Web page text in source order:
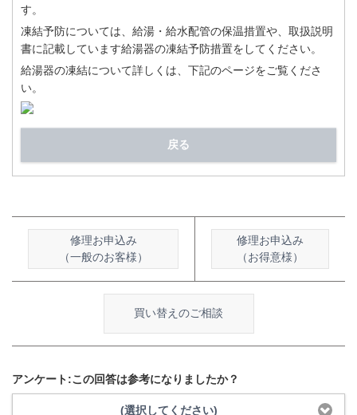
す。
凍結予防については、給湯・給水配管の保温措置や、取扱説明
書に記載しています給湯器の凍結予防措置をしてください。
給湯器の凍結について詳しくは、下記のページをご覧くださ
い。
戻る
修理お申込み
（一般のお客様）
修理お申込み
（お得意様）
買い替えのご相談
アンケート:この回答は参考になりましたか？
(選択してください)